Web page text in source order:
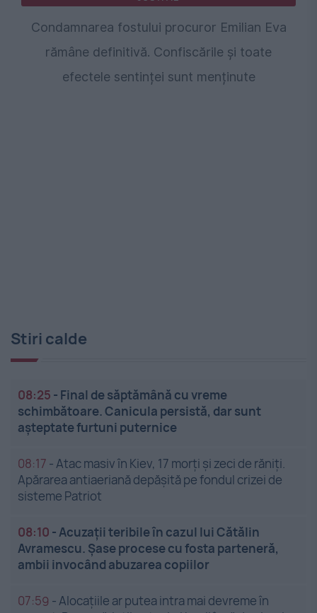
Condamnarea fostului procuror Emilian Eva
rămâne definitivă. Confiscările și toate
efectele sentinței sunt menținute
Stiri calde
08:25 - Final de săptămână cu vreme
schimbătoare. Canicula persistă, dar sunt
așteptate furtuni puternice
08:17 -Atac masiv în Kiev, 17 morți și zeci de răniți.
Apărarea antiaeriană depășită pe fondul crizei de
sisteme Patriot
08:10 -Acuzații teribile în cazul lui Cătălin
Avramescu. Șase procese cu fosta parteneră,
ambii invocând abuzarea copiilor
07:59 -Alocațiile ar putea intra mai devreme în